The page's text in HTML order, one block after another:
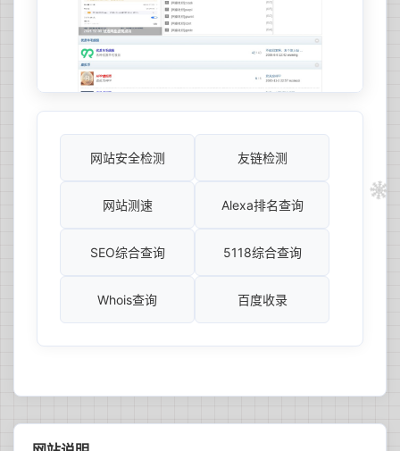
网站安全检测 友链检测
网站测速 Alexa排名查询
SEO综合查询 5118综合查询
Whois查询 百度收录